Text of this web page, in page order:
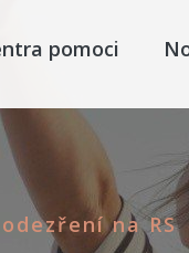
pomoci
na RS